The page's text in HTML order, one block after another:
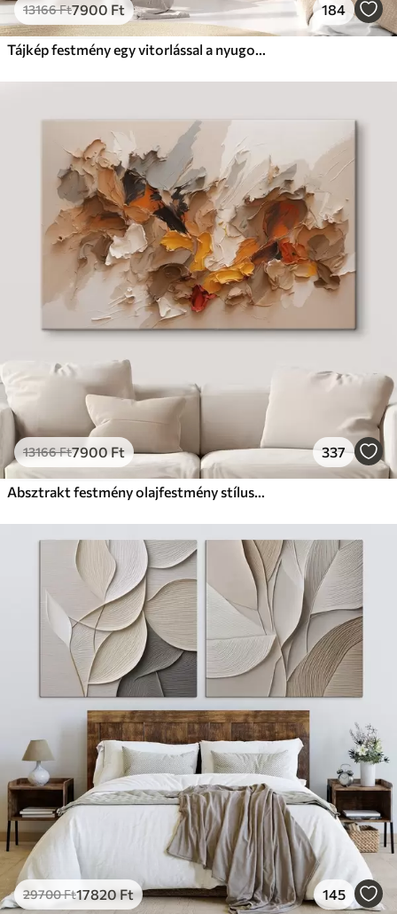
13166Ft7900 Ft 184
Tájkép festmény egy vitorlással a nyugodt tengeren, narancssárga és sárga égbolt, távoli hegyek
13166Ft7900Ft 337
Absztrakt festmény olajfestmény stílusban
29700Ft17820Ft 145